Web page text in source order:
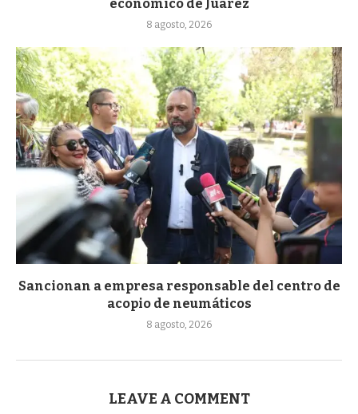
económico de Juárez
8 agosto, 2026
Sancionan a empresa responsable del centro de
acopio de neumáticos
8 agosto, 2026
LEAVE A COMMENT